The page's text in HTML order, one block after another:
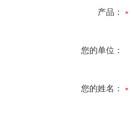
产品：
您的单位：
您的姓名：